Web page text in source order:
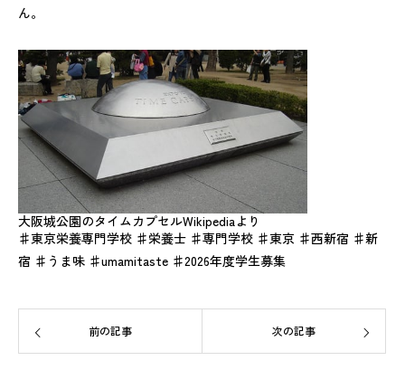
ん。
大阪城公園のタイムカプセルWikipediaより
♯東京栄養専門学校 ♯栄養士 ♯専門学校 ♯東京 ♯西新宿 ♯新
宿 ♯うま味 ♯umamitaste ♯2026年度学生募集
前の記事 次の記事